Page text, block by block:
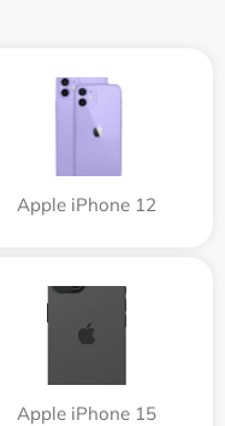
Apple iPhone 12
Apple iPhone 15